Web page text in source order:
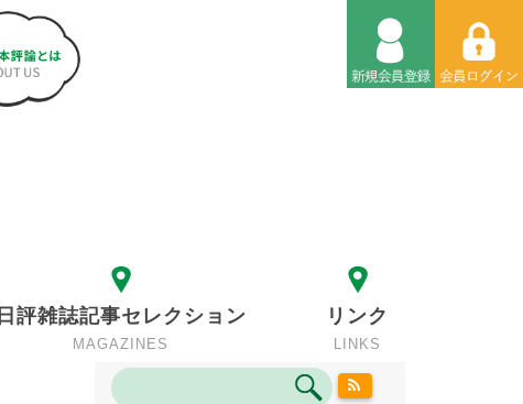
日評雑誌記事セレクション
MAGAZINES
リンク
LINKS